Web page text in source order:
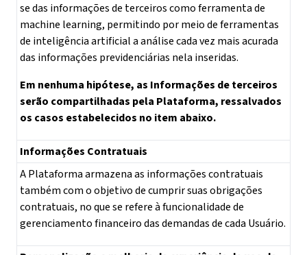
se das informações de terceiros como ferramenta de
machine learning, permitindo por meio de ferramentas
de inteligência artificial a análise cada vez mais acurada
das informações previdenciárias nela inseridas.
Em nenhuma hipótese, as Informações de terceiros
serão compartilhadas pela Plataforma, ressalvados
os casos estabelecidos no item abaixo.
Informações Contratuais
A Plataforma armazena as informações contratuais
também com o objetivo de cumprir suas obrigações
contratuais, no que se refere à funcionalidade de
gerenciamento financeiro das demandas de cada Usuário.